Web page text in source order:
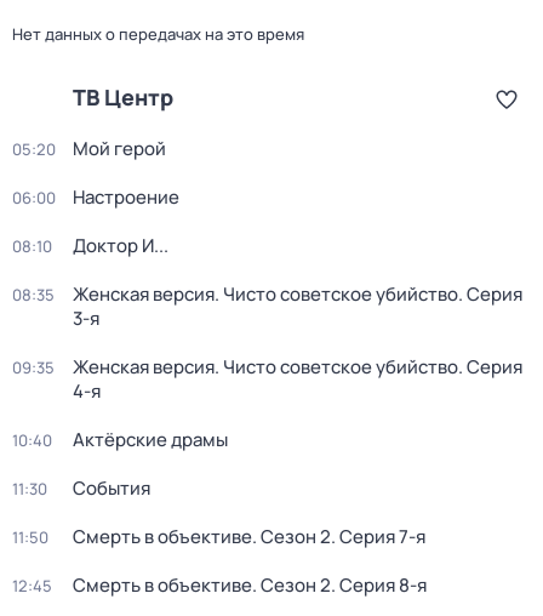
Нет данных о передачах на это время
ТВ Центр
05:20 Мой герой
06:00 Настроение
08:10 Доктор И...
08:35 Женская версия. Чисто советское убийство. Серия
3-я
09:35 Женская версия. Чисто советское убийство. Серия
4-я
10:40 Актёрские драмы
11:30 События
11:50 Смерть в объективе. Сезон 2. Серия 7-я
12:45 Смерть в объективе. Сезон 2. Серия 8-я